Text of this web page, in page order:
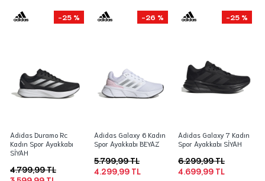
-25 %
Adidas Duramo Rc
Kadın Spor Ayakkabı
SİYAH
4.799,99 TL
-26 %
Adidas Galaxy 6 Kadın
Spor Ayakkabı BEYAZ
4.299,99 TL
5.799,99 TL
-25 %
Adidas Galaxy 7 Kadın
Spor Ayakkabı SİYAH
4.699,99 TL
6.299,99 TL